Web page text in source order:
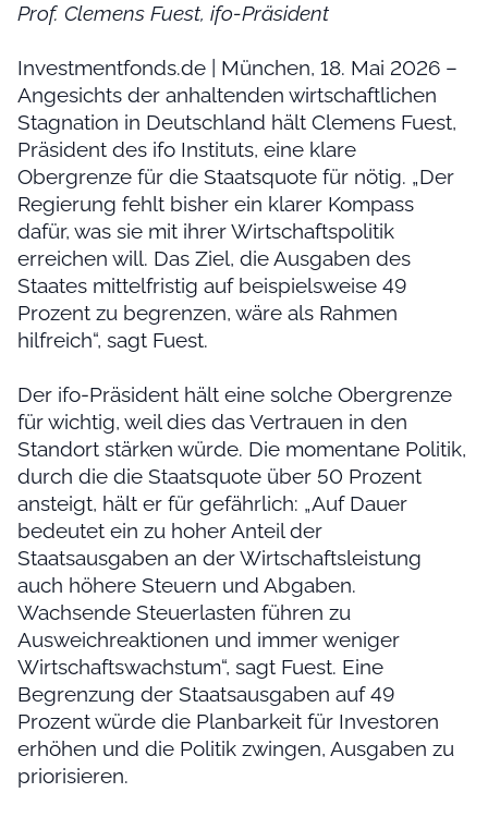
Prof. Clemens Fuest, ifo-Präsident
Investmentfonds.de | München, 18. Mai 2026 –
Angesichts der anhaltenden wirtschaftlichen
Stagnation in Deutschland hält Clemens Fuest,
Präsident des ifo Instituts, eine klare
Obergrenze für die Staatsquote für nötig. „Der
Regierung fehlt bisher ein klarer Kompass
dafür, was sie mit ihrer Wirtschaftspolitik
erreichen will. Das Ziel, die Ausgaben des
Staates mittelfristig auf beispielsweise 49
Prozent zu begrenzen, wäre als Rahmen
hilfreich“, sagt Fuest.
Der ifo-Präsident hält eine solche Obergrenze
für wichtig, weil dies das Vertrauen in den
Standort stärken würde. Die momentane Politik,
durch die die Staatsquote über 50 Prozent
ansteigt, hält er für gefährlich: „Auf Dauer
bedeutet ein zu hoher Anteil der
Staatsausgaben an der Wirtschaftsleistung
auch höhere Steuern und Abgaben.
Wachsende Steuerlasten führen zu
Ausweichreaktionen und immer weniger
Wirtschaftswachstum“, sagt Fuest. Eine
Begrenzung der Staatsausgaben auf 49
Prozent würde die Planbarkeit für Investoren
erhöhen und die Politik zwingen, Ausgaben zu
priorisieren.